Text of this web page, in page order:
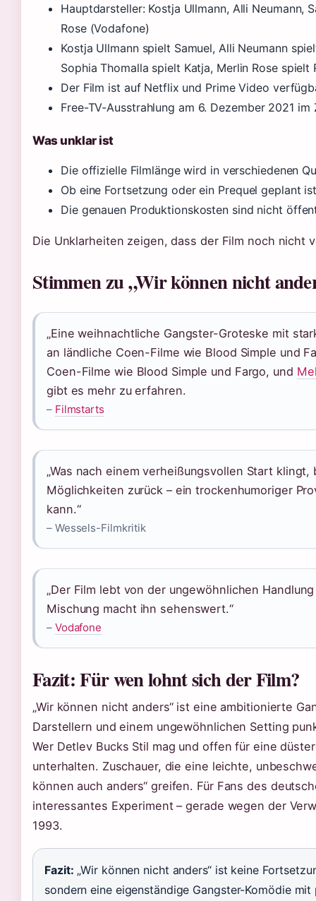
Hauptdarsteller: Kostja Ullmann, Alli Neumann,
Rose (Vodafone)
Kostja Ullmann spielt Samuel, Alli Neumann
Sophia Thomalla spielt Katja, Merlin Rose spielt
Der Film ist auf Netflix und Prime Video
Free-TV-Ausstrahlung am 6. Dezember 2021 im
Was unklar ist
Die offizielle Filmlänge wird in verschiedenen
Ob eine Fortsetzung oder ein Prequel geplant
Die genauen Produktionskosten sind nicht
Die Unklarheiten zeigen, dass der Film noch nicht
Stimmen zu „Wir können nicht
„Eine weihnachtliche Gangster-Groteske mit
an ländliche Coen-Filme wie Blood Simple und
Coen-Filme wie Blood Simple und Fargo, und
gibt es mehr zu erfahren.
– Filmstarts
„Was nach einem verheißungsvollen Start
Möglichkeiten zurück – ein trockenhumoriger
kann.“
– Wessels-Filmkritik
„Der Film lebt von der ungewöhnlichen
Mischung macht ihn sehenswert.“
– Vodafone
Fazit: Für wen lohnt sich der Film?
„Wir können nicht anders“ ist eine ambitionierte
Darstellern und einem ungewöhnlichen Setting
Wer Detlev Bucks Stil mag und offen für eine
unterhalten. Zuschauer, die eine leichte,
können auch anders“ greifen. Für Fans des
interessantes Experiment – gerade wegen der
1993.
Fazit: „Wir können nicht anders“ ist keine
sondern eine eigenständige Gangster-Komödie